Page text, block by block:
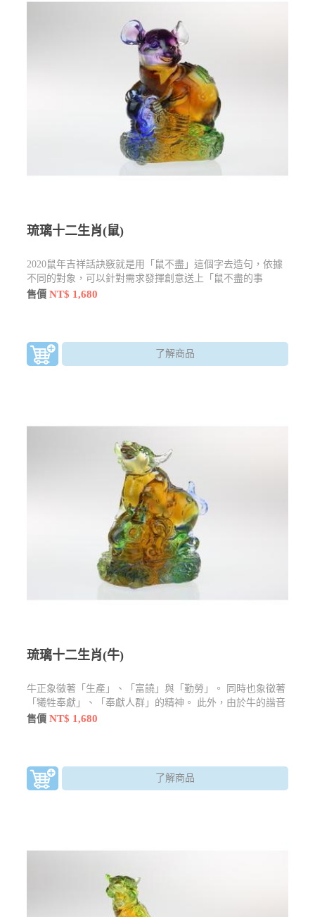
琉璃十二生肖(鼠)
2020鼠年吉祥話訣竅就是用「鼠不盡」這個字去造句，依據
不同的對象，可以針對需求發揮創意送上「鼠不盡的事
物」。
售價NT$ 1,680
了解商品
琉璃十二生肖(牛)
牛正象徵著「生產」、「富饒」與「勤勞」。 同時也象徵著
「犧牲奉獻」、「奉獻人群」的精神。 此外，由於牛的諧音
與「扭轉乾坤」的扭相近，因此在農曆新年時，也常以「扭
售價NT$ 1,680
了解商品